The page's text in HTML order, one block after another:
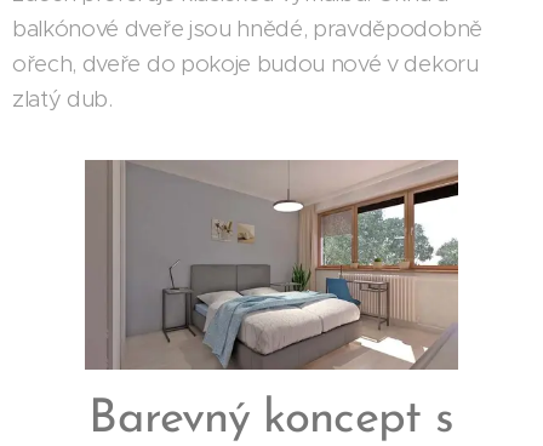
balkónové dveře jsou hnědé, pravděpodobně
ořech, dveře do pokoje budou nové v dekoru
zlatý dub.
Barevný koncept s